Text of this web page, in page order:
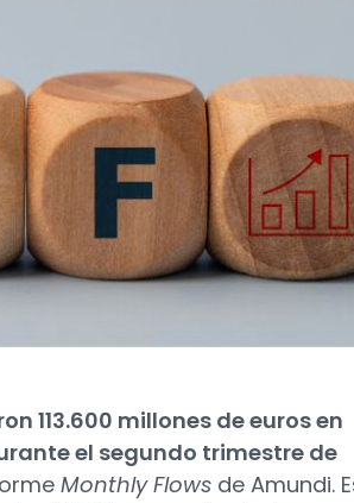
113.600 millones de euros en
el segundo trimestre de
Monthly Flows de Amundi.